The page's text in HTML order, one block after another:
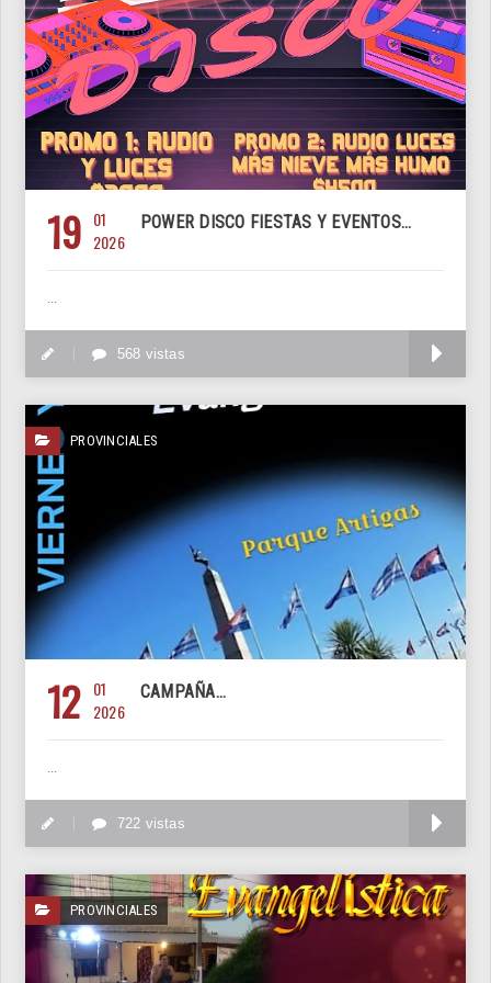
19 01
2026
POWER DISCO FIESTAS Y EVENTOS...
...
568 vistas
PROVINCIALES
12 01
2026
CAMPAÑA...
...
722 vistas
PROVINCIALES